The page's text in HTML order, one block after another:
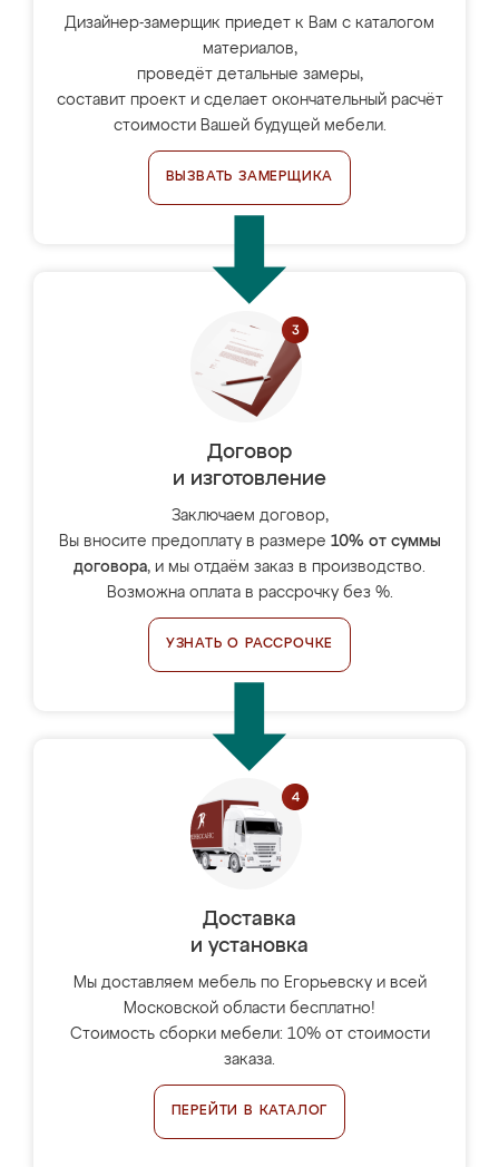
Дизайнер-замерщик приедет к Вам с каталогом
материалов,
проведёт детальные замеры,
составит проект и сделает окончательный расчёт
стоимости Вашей будущей мебели.
ВЫЗВАТЬ ЗАМЕРЩИКА
Договор
и изготовление
Заключаем договор,
Вы вносите предоплату в размере 10% от суммы
договора, и мы отдаём заказ в производство.
Возможна оплата в рассрочку без %.
УЗНАТЬ О РАССРОЧКЕ
Доставка
и установка
Мы доставляем мебель по Егорьевску и всей
Московской области бесплатно!
Стоимость сборки мебели: 10% от стоимости
заказа.
ПЕРЕЙТИ В КАТАЛОГ